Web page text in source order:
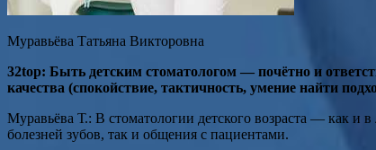
Муравьёва Татьяна Викторовна
32top: Быть детским стоматологом — почётно и
качества (спокойствие, тактичность, умение найти
Муравьёва Т.: В стоматологии детского возраста — как и
болезней зубов, так и общения с пациентами.